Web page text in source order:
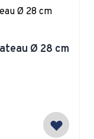
Ø 28 cm